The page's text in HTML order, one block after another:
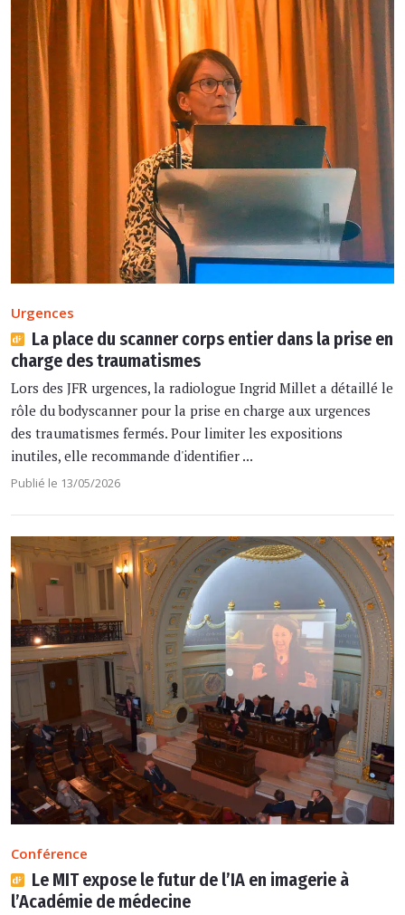
Urgences
La place du scanner corps entier dans la prise en
charge des traumatismes
Lors des JFR urgences, la radiologue Ingrid Millet a détaillé le
rôle du bodyscanner pour la prise en charge aux urgences
des traumatismes fermés. Pour limiter les expositions
inutiles, elle recommande d'identifier ...
Publié le 13/05/2026
Conférence
Le MIT expose le futur de l’IA en imagerie à
l’Académie de médecine